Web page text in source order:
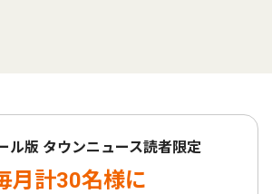
ル版 タウンニュース読者限定
月計30名様に